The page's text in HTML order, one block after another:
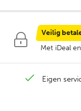
Veilig
Met iDeal
Eigen